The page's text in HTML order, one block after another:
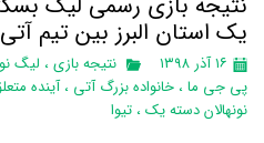
یک استان البرز‌ بین تیم
۱۶ آذر ۱۳۹۸ نتیجه بازی، لیگ
پی جی ما، خانواده بزرگ آتی ،آینده
نونهالان دسته یک، تیوا